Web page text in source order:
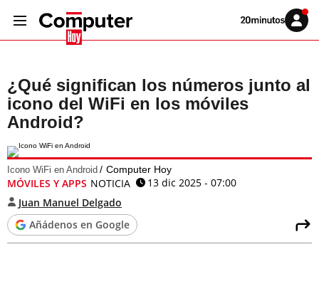
Volver
Iniciar
sesión
¿Qué significan los números junto al
icono del WiFi en los móviles
Android?
Icono WiFi en Android Computer Hoy
MÓVILES Y APPS NOTICIA
13 dic 2025 - 07:00
Juan Manuel Delgado
Añádenos en Google